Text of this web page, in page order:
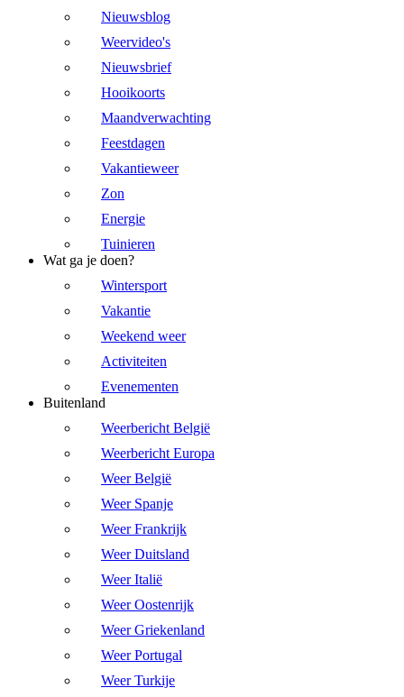
Nieuwsblog
Weervideo's
Nieuwsbrief
Hooikoorts
Maandverwachting
Feestdagen
Vakantieweer
Zon
Energie
Tuinieren
Wat ga je doen?
Wintersport
Vakantie
Weekend weer
Activiteiten
Evenementen
Buitenland
Weerbericht België
Weerbericht Europa
Weer België
Weer Spanje
Weer Frankrijk
Weer Duitsland
Weer Italië
Weer Oostenrijk
Weer Griekenland
Weer Portugal
Weer Turkije